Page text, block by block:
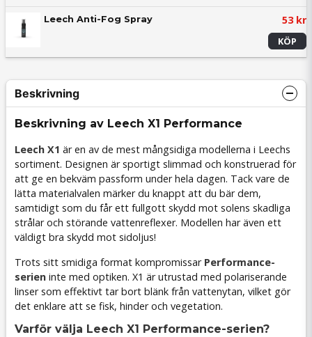
Leech Anti-Fog Spray 53 kr
KÖP
Beskrivning
Beskrivning av Leech X1 Performance
Leech X1 är en av de mest mångsidiga modellerna i Leechs
sortiment. Designen är sportigt slimmad och konstruerad för
att ge en bekväm passform under hela dagen. Tack vare de
lätta materialvalen märker du knappt att du bär dem,
samtidigt som du får ett fullgott skydd mot solens skadliga
strålar och störande vattenreflexer. Modellen har även ett
väldigt bra skydd mot sidoljus!
Trots sitt smidiga format kompromissar Performance-
serien inte med optiken. X1 är utrustad med polariserande
linser som effektivt tar bort blänk från vattenytan, vilket gör
det enklare att se fisk, hinder och vegetation.
Varför välja Leech X1 Performance-serien?